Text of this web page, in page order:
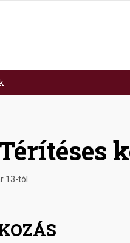
13-tól